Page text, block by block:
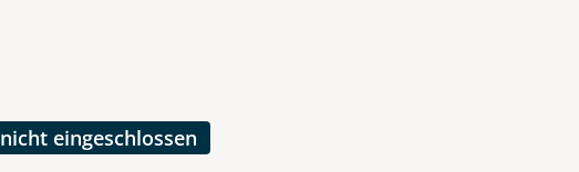
eingeschlossen